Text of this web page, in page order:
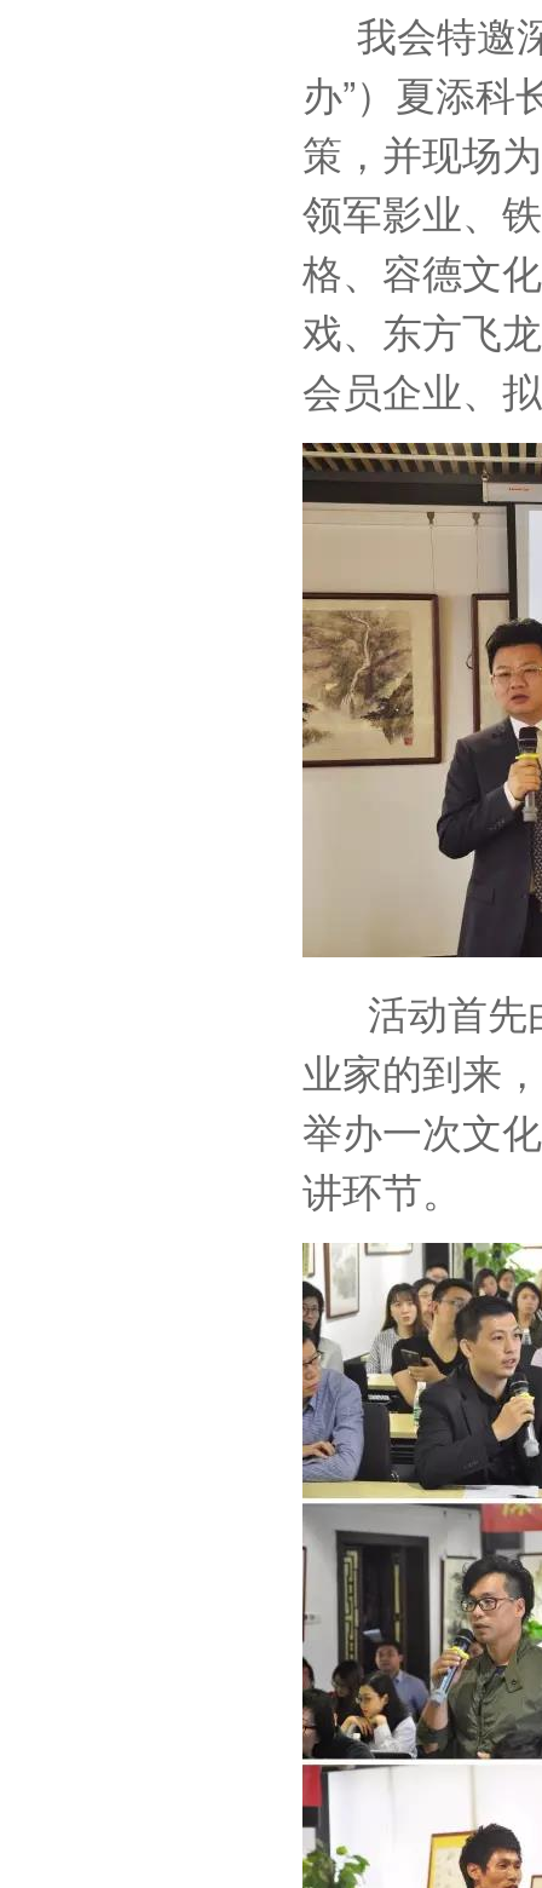
我会特邀
办”）夏添科
策，并现场
领军影业、
格、容德文
戏、东方飞
会员企业、
活动首先
业家的到来
举办一次文
讲环节。